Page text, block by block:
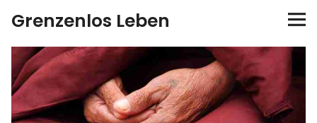
Grenzenlos Leben
Startseite
Autor